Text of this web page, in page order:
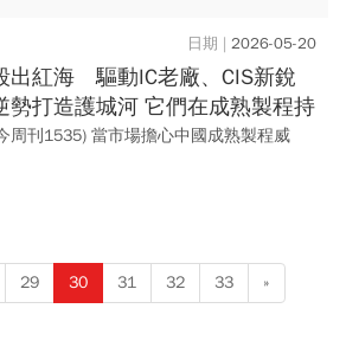
變，成本與效率的全面考量下，不少新創小
找到關鍵...
2026-05-20
出紅海 驅動IC老廠、CIS新銳
勢打造護城河 它們在成熟製程持
找到新生意
周刊1535) 當市場擔心中國成熟製程威
29 30 31 32 33 »